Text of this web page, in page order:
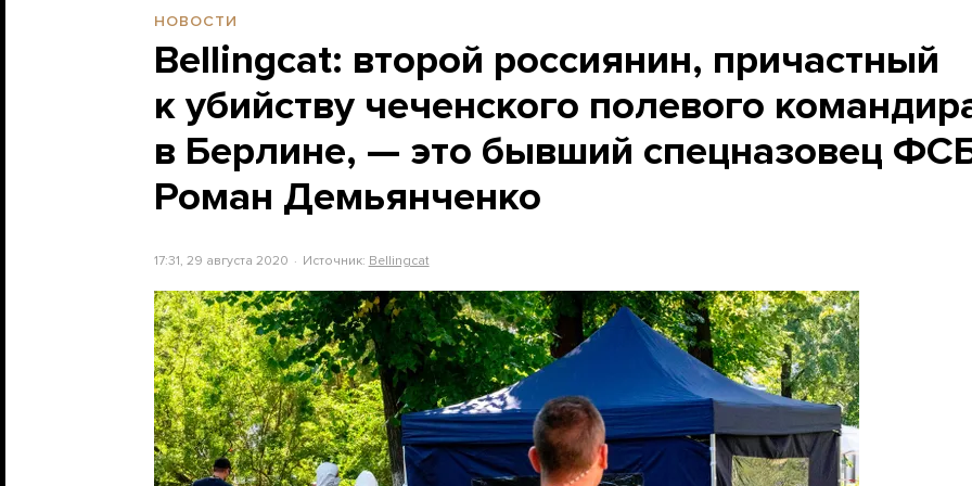
НОВОСТИ
Bellingcat: второй россиянин, причастный
к убийству чеченского полевого
в Берлине, — это бывший спецназовец
Роман Демьянченко
17:31, 29 августа 2020 Источник: Bellingcat